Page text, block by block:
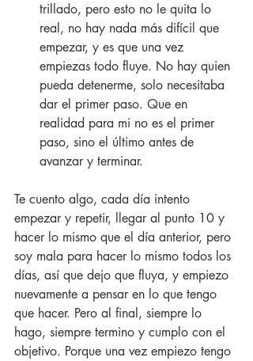
trillado, pero esto no le quita lo
real, no hay nada más difícil que
empezar, y es que una vez
empiezas todo fluye. No hay quien
pueda detenerme, solo necesitaba
dar el primer paso. Que en
realidad para mi no es el primer
paso, sino el último antes de
avanzar y terminar.
Te cuento algo, cada día intento
empezar y repetir, llegar al punto 10 y
hacer lo mismo que el día anterior, pero
soy mala para hacer lo mismo todos los
días, así que dejo que fluya, y empiezo
nuevamente a pensar en lo que tengo
que hacer. Pero al final, siempre lo
hago, siempre termino y cumplo con el
objetivo. Porque una vez empiezo tengo